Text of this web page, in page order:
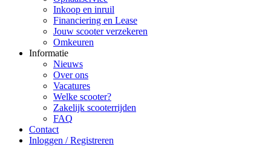
Inkoop en inruil
Financiering en Lease
Jouw scooter verzekeren
Omkeuren
Informatie
Nieuws
Over ons
Vacatures
Welke scooter?
Zakelijk scooterrijden
FAQ
Contact
Inloggen / Registreren